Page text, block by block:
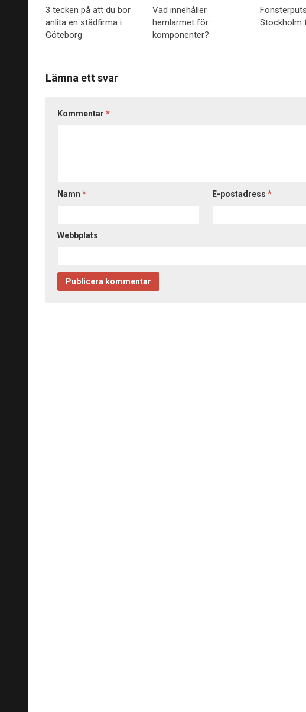
3 tecken på att du bör
anlita en städfirma i
Göteborg
Vad innehåller
hemlarmet för
komponenter?
Stockholm
Lämna ett svar
Kommentar*
Namn* E-postadress*
Webbplats